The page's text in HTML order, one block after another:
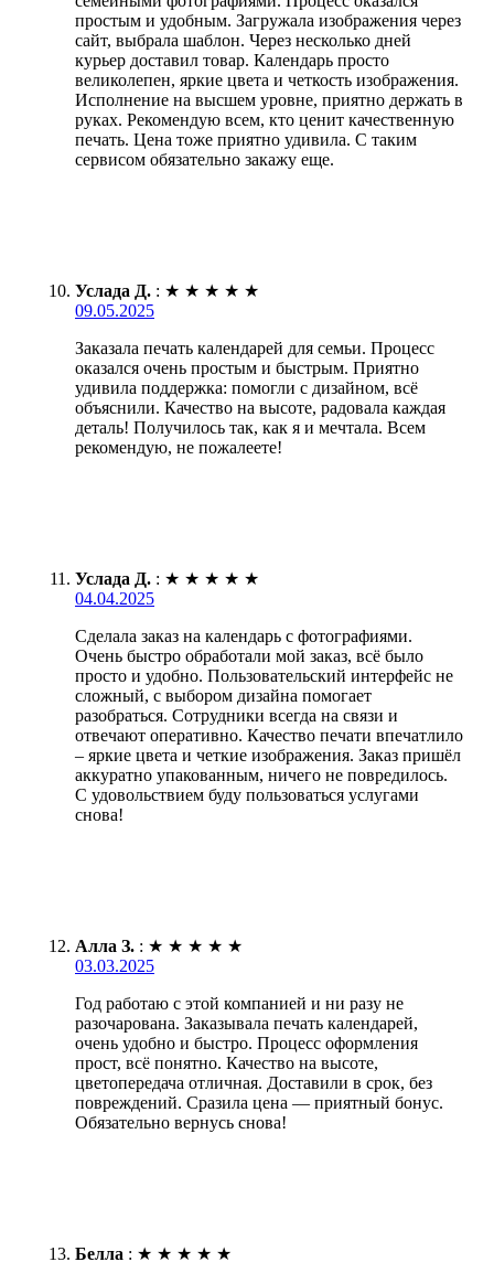
простым и удобным. Загружала изображения через
сайт, выбрала шаблон. Через несколько дней
курьер доставил товар. Календарь просто
великолепен, яркие цвета и четкость изображения.
Исполнение на высшем уровне, приятно держать в
руках. Рекомендую всем, кто ценит качественную
печать. Цена тоже приятно удивила. С таким
сервисом обязательно закажу еще.
Услада Д. : ★ ★ ★ ★ ★
09.05.2025
Заказала печать календарей для семьи. Процесс
оказался очень простым и быстрым. Приятно
удивила поддержка: помогли с дизайном, всё
объяснили. Качество на высоте, радовала каждая
деталь! Получилось так, как я и мечтала. Всем
рекомендую, не пожалеете!
Услада Д. : ★ ★ ★ ★ ★
04.04.2025
Сделала заказ на календарь с фотографиями.
Очень быстро обработали мой заказ, всё было
просто и удобно. Пользовательский интерфейс не
сложный, с выбором дизайна помогает
разобраться. Сотрудники всегда на связи и
отвечают оперативно. Качество печати впечатлило
– яркие цвета и четкие изображения. Заказ пришёл
аккуратно упакованным, ничего не повредилось.
С удовольствием буду пользоваться услугами
снова!
Алла З. : ★ ★ ★ ★ ★
03.03.2025
Год работаю с этой компанией и ни разу не
разочарована. Заказывала печать календарей,
очень удобно и быстро. Процесс оформления
прост, всё понятно. Качество на высоте,
цветопередача отличная. Доставили в срок, без
повреждений. Сразила цена — приятный бонус.
Обязательно вернусь снова!
Белла : ★ ★ ★ ★ ★